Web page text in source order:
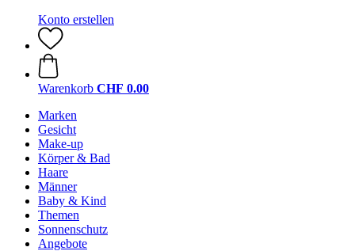
Konto erstellen
Warenkorb CHF 0.00
Marken
Gesicht
Make-up
Körper & Bad
Haare
Männer
Baby & Kind
Themen
Sonnenschutz
Angebote